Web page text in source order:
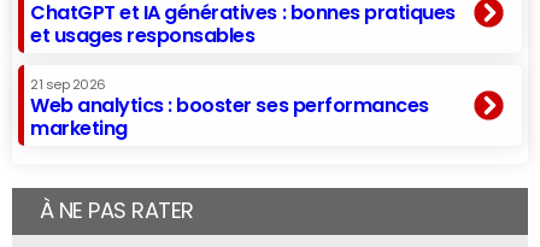
ChatGPT et IA génératives : bonnes pratiques
et usages responsables
21 sep 2026
Web analytics : booster ses performances
marketing
À NE PAS RATER